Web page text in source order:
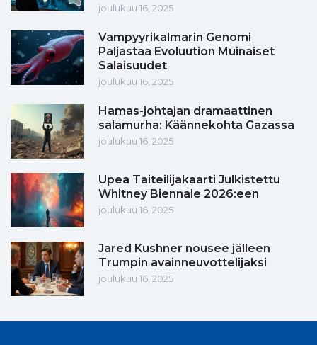
joulukuu 16, 2025
Vampyyrikalmarin Genomi
Paljastaa Evoluution Muinaiset
Salaisuudet
joulukuu 16, 2025
Hamas-johtajan dramaattinen
salamurha: Käännekohta Gazassa
joulukuu 16, 2025
Upea Taiteilijakaarti Julkistettu
Whitney Biennale 2026:een
joulukuu 16, 2025
Jared Kushner nousee jälleen
Trumpin avainneuvottelijaksi
joulukuu 16, 2025